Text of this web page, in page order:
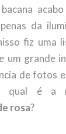
da
fiz uma
um grande
de fotos
qual é a
rosa?